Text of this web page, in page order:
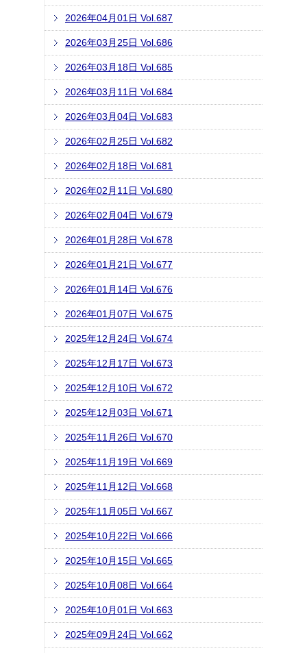
2026年04月01日 Vol.687
2026年03月25日 Vol.686
2026年03月18日 Vol.685
2026年03月11日 Vol.684
2026年03月04日 Vol.683
2026年02月25日 Vol.682
2026年02月18日 Vol.681
2026年02月11日 Vol.680
2026年02月04日 Vol.679
2026年01月28日 Vol.678
2026年01月21日 Vol.677
2026年01月14日 Vol.676
2026年01月07日 Vol.675
2025年12月24日 Vol.674
2025年12月17日 Vol.673
2025年12月10日 Vol.672
2025年12月03日 Vol.671
2025年11月26日 Vol.670
2025年11月19日 Vol.669
2025年11月12日 Vol.668
2025年11月05日 Vol.667
2025年10月22日 Vol.666
2025年10月15日 Vol.665
2025年10月08日 Vol.664
2025年10月01日 Vol.663
2025年09月24日 Vol.662